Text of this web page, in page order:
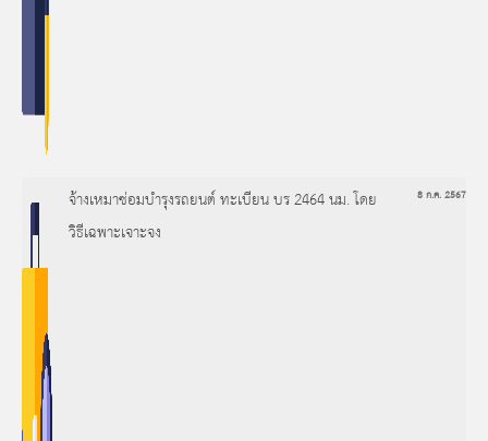
จ้างเหมาซ่อมบำรุงรถยนต์ ทะเบียน บร 2464 นม. โดย
วิธีเฉพาะเจาะจง
8 ก.ค. 2567